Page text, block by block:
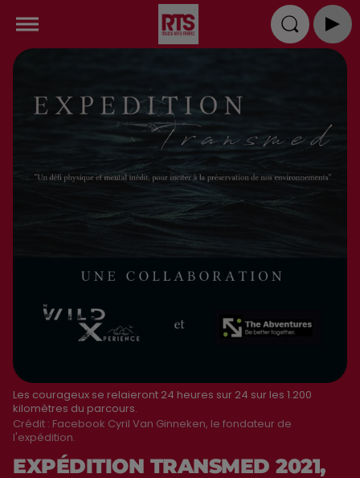
Les courageux se relaieront 24 heures sur 24 sur les 1.200
kilomètres du parcours.
Crédit : Facebook Cyril Van Ginneken, le fondateur de
l'expédition.
EXPÉDITION TRANSMED 2021,